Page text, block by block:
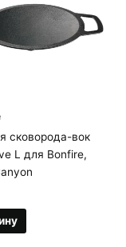
сковорода-вок
L для Bonfire,